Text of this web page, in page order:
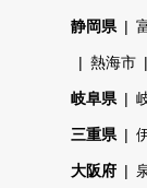
静岡県
熱海市
岐阜県
三重県
大阪府